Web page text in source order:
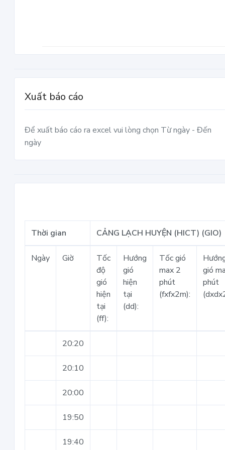
Xuất báo cáo
Để xuất báo cáo ra excel vui lòng chọn Từ ngày - Đến
ngày
Thời gian CẢNG LẠCH HUYỆN (HICT) (GIO)
Ngày Giờ
Tốc
độ
gió
hiện
tại
(ff):
Hướng
gió
hiện
tại
(dd):
Tốc gió
max 2
phút
(fxfx2m):
gió
phút
20:20
20:10
20:00
19:50
19:40